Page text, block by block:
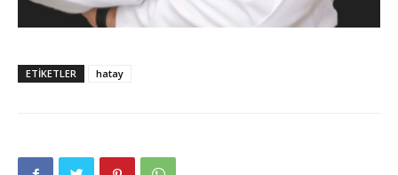
ETIKETLER hatay